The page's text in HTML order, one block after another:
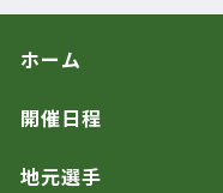
ホーム
開催日程
地元選手